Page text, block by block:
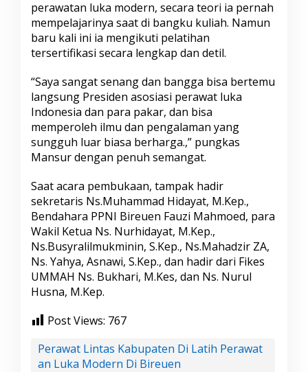
perawatan luka modern, secara teori ia pernah
mempelajarinya saat di bangku kuliah. Namun
baru kali ini ia mengikuti pelatihan
tersertifikasi secara lengkap dan detil.
“Saya sangat senang dan bangga bisa bertemu
langsung Presiden asosiasi perawat luka
Indonesia dan para pakar, dan bisa
memperoleh ilmu dan pengalaman yang
sungguh luar biasa berharga.,” pungkas
Mansur dengan penuh semangat.
Saat acara pembukaan, tampak hadir
sekretaris Ns.Muhammad Hidayat, M.Kep.,
Bendahara PPNI Bireuen Fauzi Mahmoed, para
Wakil Ketua Ns. Nurhidayat, M.Kep.,
Ns.Busyralilmukminin, S.Kep., Ns.Mahadzir ZA,
Ns. Yahya, Asnawi, S.Kep., dan hadir dari Fikes
UMMAH Ns. Bukhari, M.Kes, dan Ns. Nurul
Husna, M.Kep.
Post Views: 767
Perawat Lintas Kabupaten Di Latih Perawat
an Luka Modern Di Bireuen